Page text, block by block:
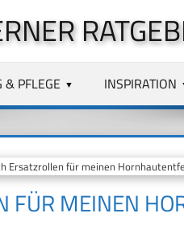
& PFLEGE INSPIRATION
Ersatzrollen für meinen
FÜR MEINEN